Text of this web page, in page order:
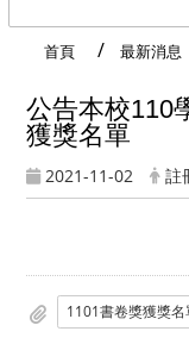
首頁 最新消息
公告本校110
獲獎名單
2021-11-02 註